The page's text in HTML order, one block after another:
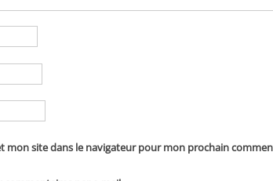
mon site dans le navigateur pour mon prochain